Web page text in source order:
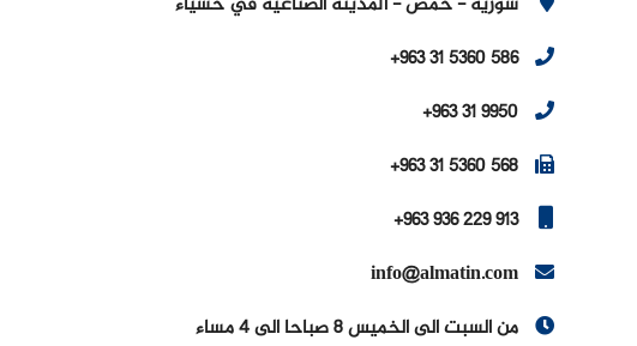
+963 31 5360 586
+963 31 9950
+963 31 5360 568
+963 936 229 913
info@almatin.com
من السبت الى الخميس 8 صباحا الى 4 مساء